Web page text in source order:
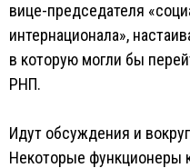
вице-председателя
интернационала»,
в которую могли бы
РНП.
Идут обсуждения и
Некоторые функционеры